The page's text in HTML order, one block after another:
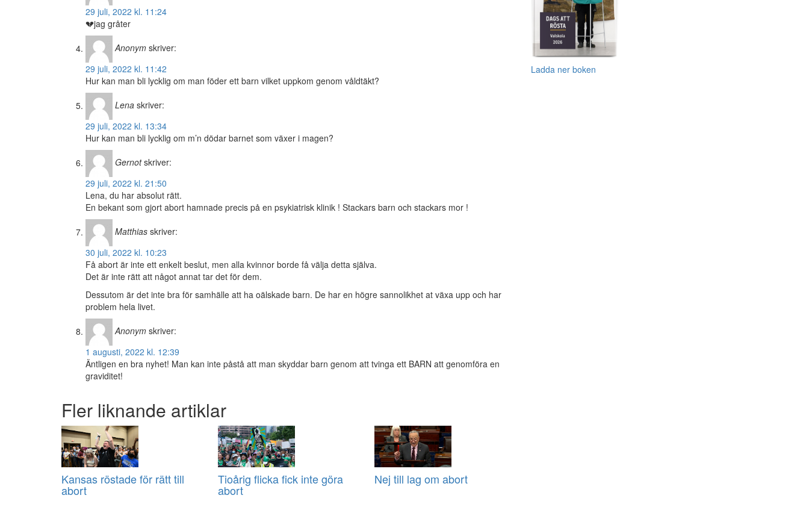
29 juli, 2022 kl. 11:24
💔jag gråter
Anonym skriver:
29 juli, 2022 kl. 11:42
Hur kan man bli lycklig om man föder ett barn vilket uppkom genom våldtäkt?
Lena skriver:
29 juli, 2022 kl. 13:34
Hur kan man bli lycklig om m’n dödar barnet som växer i magen?
Gernot skriver:
29 juli, 2022 kl. 21:50
Lena, du har absolut rätt.
En bekant som gjort abort hamnade precis på en psykiatrisk klinik ! Stackars barn och stackars mor !
Matthias skriver:
30 juli, 2022 kl. 10:23
Få abort är inte ett enkelt beslut, men alla kvinnor borde få välja detta själva.
Det är inte rätt att något annat tar det för dem.
Dessutom är det inte bra för samhälle att ha oälskade barn. De har en högre sannolikhet at växa upp och har
problem hela livet.
Anonym skriver:
1 augusti, 2022 kl. 12:39
Äntligen en bra nyhet! Man kan inte påstå att man skyddar barn genom att tvinga ett BARN att genomföra en
graviditet!
Fler liknande artiklar
Kansas röstade för rätt till
abort
Tioårig flicka fick inte göra
abort
Nej till lag om abort
Ladda ner boken